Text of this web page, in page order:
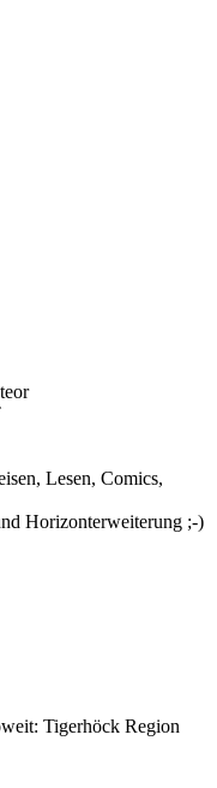
Lesen, Comics,
Horizonterweiterung ;-)
Tigerhöck Region